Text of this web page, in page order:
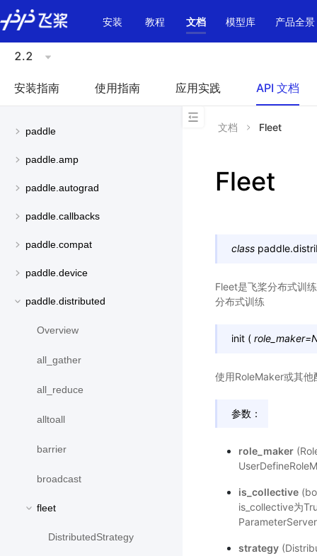
\u200E
安装
教程 文档 模型库 产品全景
2.2
安装指南 使用指南 应用实践 API 文档
paddle
paddle.amp
paddle.autograd
paddle.callbacks
paddle.compat
paddle.device
paddle.distributed
Overview
all_gather
all_reduce
alltoall
barrier
broadcast
fleet
DistributedStrategy
文档 Fleet
Fleet
class
Fleet是飞桨分布式训
分布式训练
init ( role_maker=
使用RoleMaker或其
参数：
role_maker
is_collective
is_collective为
strategy